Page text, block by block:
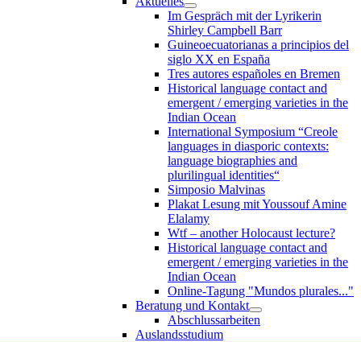
Im Gespräch mit der Lyrikerin
Shirley Campbell Barr
Guineoecuatorianas a principios del
siglo XX en España
Tres autores españoles en Bremen
Historical language contact and
emergent / emerging varieties in the
Indian Ocean
International Symposium “Creole
languages in diasporic contexts:
language biographies and
plurilingual identities“
Simposio Malvinas
Plakat Lesung mit Youssouf Amine
Elalamy
Wtf – another Holocaust lecture?
Historical language contact and
emergent / emerging varieties in the
Indian Ocean
Online-Tagung "Mundos plurales..."
Beratung und Kontakt
Abschlussarbeiten
Auslandsstudium